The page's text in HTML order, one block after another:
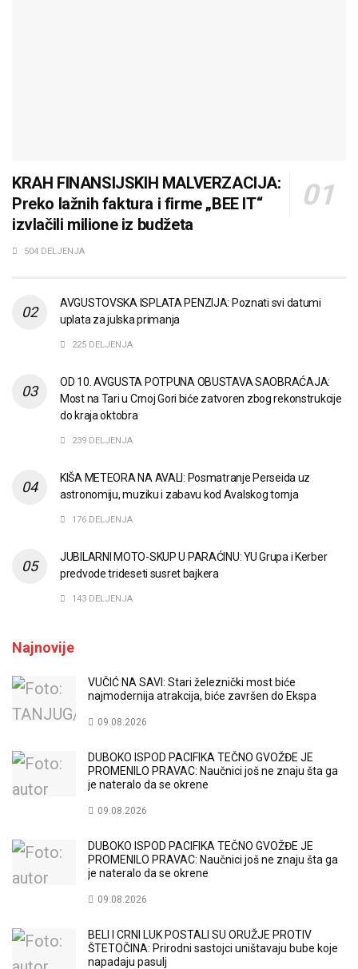
KRAH FINANSIJSKIH MALVERZACIJA:
Preko lažnih faktura i firme „BEE IT“
izvlačili milione iz budžeta
504 DELJENJA
AVGUSTOVSKA ISPLATA PENZIJA: Poznati svi datumi
uplata za julska primanja
225 DELJENJA
OD 10. AVGUSTA POTPUNA OBUSTAVA SAOBRAĆAJA:
Most na Tari u Crnoj Gori biće zatvoren zbog rekonstrukcije
do kraja oktobra
239 DELJENJA
KIŠA METEORA NA AVALI: Posmatranje Perseida uz
astronomiju, muziku i zabavu kod Avalskog tornja
176 DELJENJA
JUBILARNI MOTO-SKUP U PARAĆINU: YU Grupa i Kerber
predvode trideseti susret bajkera
143 DELJENJA
Najnovije
VUČIĆ NA SAVI: Stari železnički most biće
najmodernija atrakcija, biće završen do Ekspa
09.08.2026
DUBOKO ISPOD PACIFIKA TEČNO GVOŽĐE JE
PROMENILO PRAVAC: Naučnici još ne znaju šta ga
je nateralo da se okrene
09.08.2026
DUBOKO ISPOD PACIFIKA TEČNO GVOŽĐE JE
PROMENILO PRAVAC: Naučnici još ne znaju šta ga
je nateralo da se okrene
09.08.2026
BELI I CRNI LUK POSTALI SU ORUŽJE PROTIV
ŠTETOČINA: Prirodni sastojci uništavaju bube koje
napadaju pasulj